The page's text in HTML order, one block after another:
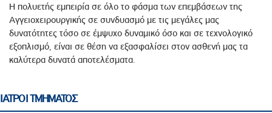
Η πολυετής εμπειρία σε όλο το φάσμα των επεμβάσεων της
Αγγειοχειρουργικής σε συνδυασμό με τις μεγάλες μας
δυνατότητες τόσο σε έμψυχο δυναμικό όσο και σε τεχνολογικό
εξοπλισμό, είναι σε θέση να εξασφαλίσει στον ασθενή μας τα
καλύτερα δυνατά αποτελέσματα.
ΙΑΤΡΟΙ ΤΜΗΜΑΤΟΣ